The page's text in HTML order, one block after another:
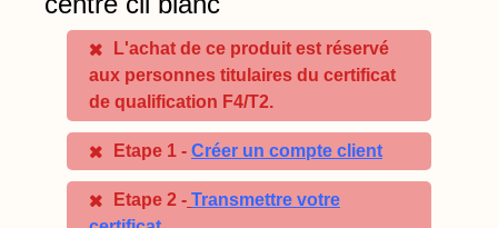
L'achat de ce produit est réservé
aux personnes titulaires du certificat
de qualification F4/T2.
Etape 1 - Créer un compte client
Etape 2 - Transmettre votre